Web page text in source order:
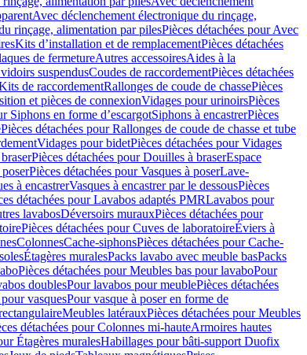
Avec déclenchement électronique du rinçage,
rinçage, alimentation par pilesPièces détachées pour Avec
Kits d’installation et de remplacementPièces détachées
de fermetureAutres accessoiresAides à la
suspendusCoudes de raccordementPièces détachées
de raccordementRallonges de coude de chassePièces
et pièces de connexionVidages pour urinoirsPièces
Siphons en forme d’escargotSiphons à encastrerPièces
Pièces détachées pour Rallonges de coude de chasse et tube
Vidages pour bidetPièces détachées pour Vidages
Pièces détachées pour Douilles à braserEspace
poserPièces détachées pour Vasques à poserLave-
à encastrerVasques à encastrer par le dessousPièces
détachées pour Lavabos adaptés PMRLavabos pour
lavabosDéversoirs murauxPièces détachées pour
Pièces détachées pour Cuves de laboratoireÉviers à
ColonnesCache-siphonsPièces détachées pour Cache-
Étagères muralesPacks lavabo avec meuble basPacks
Pièces détachées pour Meubles bas pour lavaboPour
doublesPour lavabos pour meublePièces détachées
vasquesPour vasque à poser en forme de
Meubles latérauxPièces détachées pour Meubles
détachées pour Colonnes mi-hauteArmoires hautes
Étagères muralesHabillages pour bâti-support Duofix